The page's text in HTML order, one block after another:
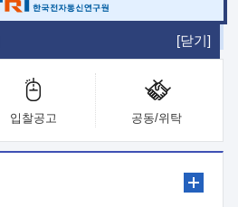
[닫기]
전자도서관
입찰공고 공동/위탁